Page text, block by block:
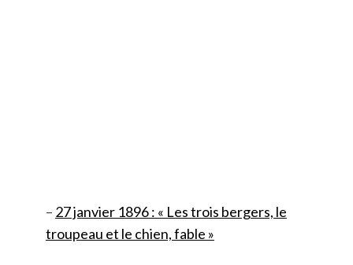
– 27 janvier 1896 : « Les trois bergers, le
troupeau et le chien, fable »